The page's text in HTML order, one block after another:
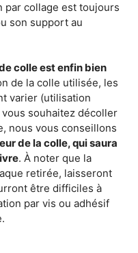
par collage est toujours
son support au
colle est enfin bien
de la colle utilisée, les
varier (utilisation
vous souhaitez décoller
nous vous conseillons
de la colle, qui saura
. À noter que la
retirée, laisseront
être difficiles à
par vis ou adhésif